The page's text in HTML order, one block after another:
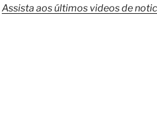
Assista aos últimos videos de